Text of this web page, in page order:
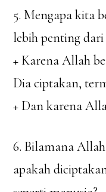
5. Mengapa kita
lebih penting
+ Karena Allah
Dia ciptakan,
+ Dan karena
6. Bilamana
apakah